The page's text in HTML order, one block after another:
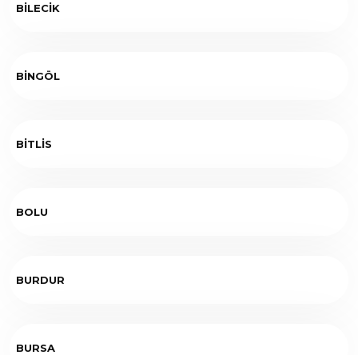
BİLECİK
BİNGÖL
BİTLİS
BOLU
BURDUR
BURSA